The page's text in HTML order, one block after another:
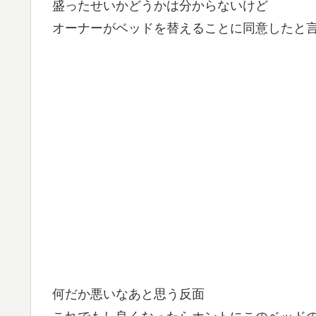
盛ったせいかどうかは分からないけど
オーナーがベッドを替えることに同意したと
何だか悪いなあと思う反面